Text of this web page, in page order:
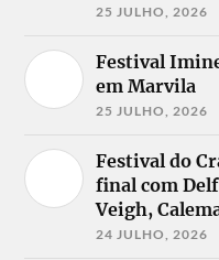
25 JULHO, 2026
Festival
em Marvila
25 JULHO, 2026
Festival do
final com
Veigh,
24 JULHO, 2026